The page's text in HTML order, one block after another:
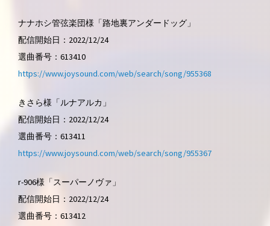
ナナホシ管弦楽団様「路地裏アンダードッグ」
配信開始日：2022/12/24
選曲番号：613410
https://www.joysound.com/web/search/song/955368
きさら様「ルナアルカ」
配信開始日：2022/12/24
選曲番号：613411
https://www.joysound.com/web/search/song/955367
r-906様「スーパーノヴァ」
配信開始日：2022/12/24
選曲番号：613412